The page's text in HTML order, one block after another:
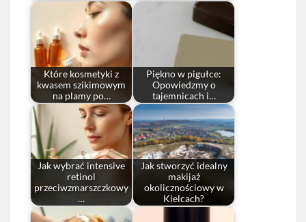
Które kosmetyki z
kwasem szikimowym
na plamy po…
Piękno w pigułce:
Opowiedzmy o
tajemnicach i…
Jak wybrać intensive
retinol
przeciwzmarszczkowy
…
Jak stworzyć idealny
makijaż
okolicznościowy w
Kielcach?